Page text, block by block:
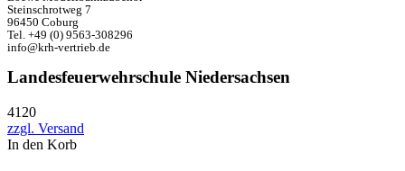
Steinschrotweg 7
96450 Coburg
Tel. +49 (0) 9563-308296
info@krh-vertrieb.de
Landesfeuerwehrschule Niedersachsen
4120
zzgl. Versand
In den Korb